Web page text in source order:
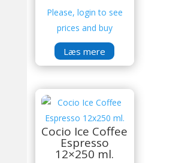
Please, login to see
prices and buy
Læs mere
Cocio Ice Coffee
Espresso
12×250 ml.